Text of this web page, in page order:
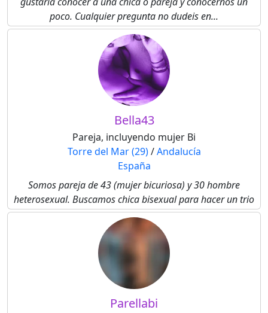
poco. Cualquier pregunta no dudeis en...
Bella43
Pareja, incluyendo mujer Bi
Torre del Mar (29)/Andalucía
España
Somos pareja de 43 (mujer bicuriosa) y 30 hombre
heterosexual. Buscamos chica bisexual para hacer un trio
Parellabi